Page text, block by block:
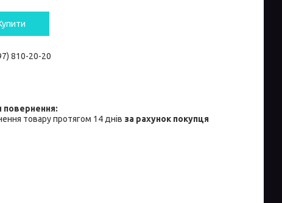
810-20-20
товару протягом 14 днів за рахунок покупця